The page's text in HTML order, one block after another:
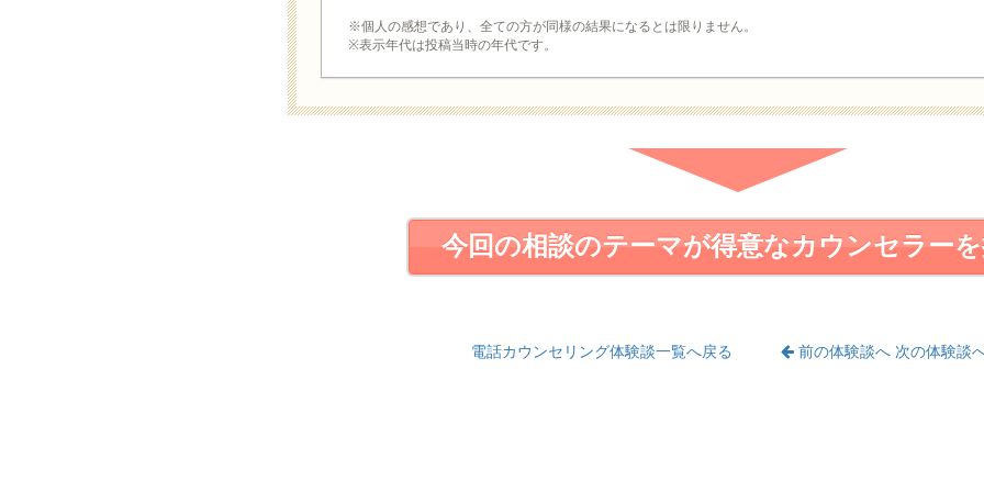
※個人の感想であり、全ての方が同様の結果になるとは限りません。
※表示年代は投稿当時の年代です。
今回の相談のテーマが得意なカウンセラー
電話カウンセリング体験談一覧へ戻る 前の体験談へ 次の体験談